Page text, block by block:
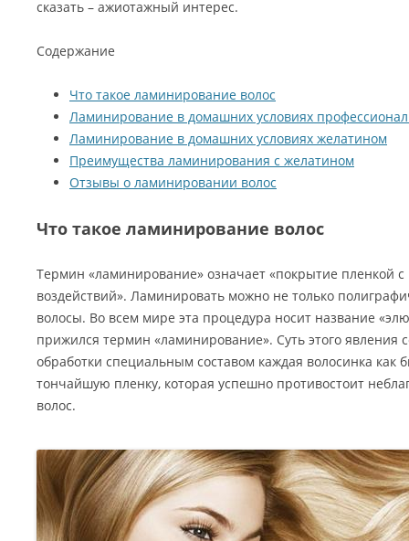
сказать – ажиотажный интерес.
Содержание
Что такое ламинирование волос
Ламинирование в домашних условиях
Ламинирование в домашних условиях желатином
Преимущества ламинирования с желатином
Отзывы о ламинировании волос
Что такое ламинирование волос
Термин «ламинирование» означает «покрытие пленкой
воздействий». Ламинировать можно не только
волосы. Во всем мире эта процедура носит название
прижился термин «ламинирование». Суть этого явления
обработки специальным составом каждая волосинка как
тончайшую пленку, которая успешно противостоит
волос.